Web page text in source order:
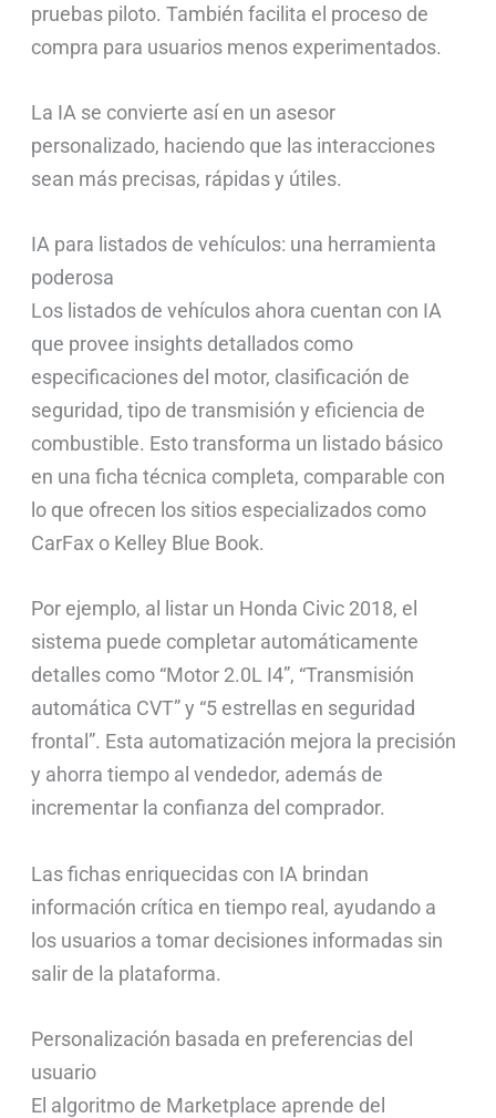
pruebas piloto. También facilita el proceso de
compra para usuarios menos experimentados.
La IA se convierte así en un asesor
personalizado, haciendo que las interacciones
sean más precisas, rápidas y útiles.
IA para listados de vehículos: una herramienta
poderosa
Los listados de vehículos ahora cuentan con IA
que provee insights detallados como
especificaciones del motor, clasificación de
seguridad, tipo de transmisión y eficiencia de
combustible. Esto transforma un listado básico
en una ficha técnica completa, comparable con
lo que ofrecen los sitios especializados como
CarFax o Kelley Blue Book.
Por ejemplo, al listar un Honda Civic 2018, el
sistema puede completar automáticamente
detalles como “Motor 2.0L I4”, “Transmisión
automática CVT” y “5 estrellas en seguridad
frontal”. Esta automatización mejora la precisión
y ahorra tiempo al vendedor, además de
incrementar la confianza del comprador.
Las fichas enriquecidas con IA brindan
información crítica en tiempo real, ayudando a
los usuarios a tomar decisiones informadas sin
salir de la plataforma.
Personalización basada en preferencias del
usuario
El algoritmo de Marketplace aprende del